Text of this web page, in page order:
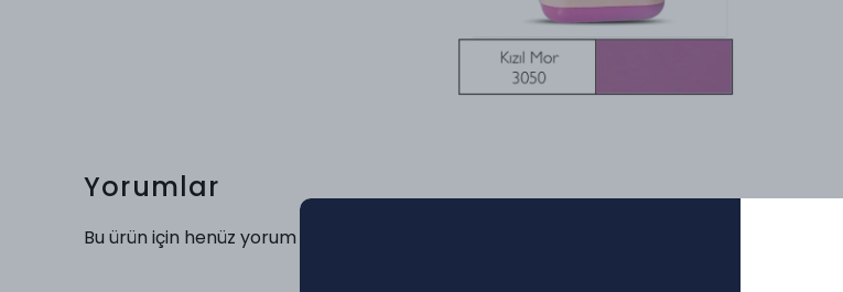
Yorumlar
Bu ürün için henüz yorum yapılmamış.